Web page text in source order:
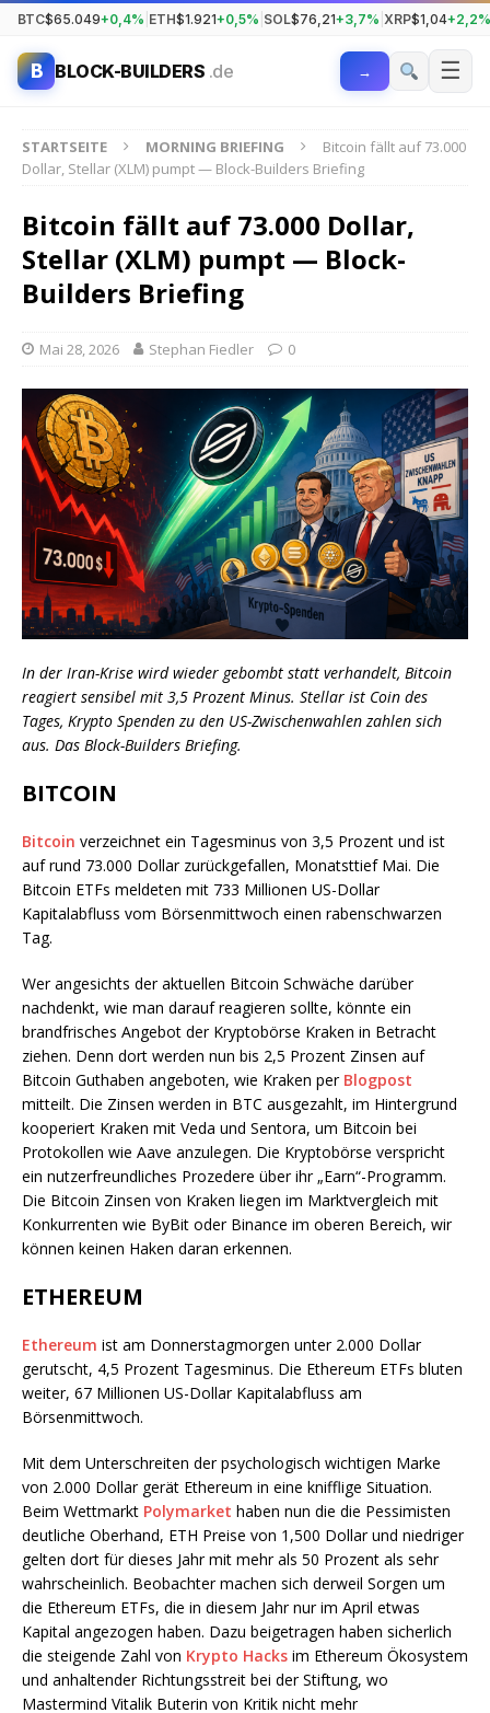
BTC$65.049+0,4% ETH$1.921+0,5% SOL$76,21+3,7% XRP$1,04+2,2%
B BLOCK-BUILDERS .de → ☰
STARTSEITE MORNING BRIEFING
Bitcoin fällt auf 73.000
Dollar, Stellar (XLM) pumpt — Block-Builders Briefing
Bitcoin fällt auf 73.000 Dollar,
Stellar (XLM) pumpt — Block-
Builders Briefing
Mai 28, 2026 Stephan Fiedler 0
In der Iran-Krise wird wieder gebombt statt verhandelt, Bitcoin
reagiert sensibel mit 3,5 Prozent Minus. Stellar ist Coin des
Tages, Krypto Spenden zu den US-Zwischenwahlen zahlen sich
aus. Das Block-Builders Briefing.
BITCOIN
Bitcoin verzeichnet ein Tagesminus von 3,5 Prozent und ist
auf rund 73.000 Dollar zurückgefallen, Monatsttief Mai. Die
Bitcoin ETFs meldeten mit 733 Millionen US-Dollar
Kapitalabfluss vom Börsenmittwoch einen rabenschwarzen
Tag.
Wer angesichts der aktuellen Bitcoin Schwäche darüber
nachdenkt, wie man darauf reagieren sollte, könnte ein
brandfrisches Angebot der Kryptobörse Kraken in Betracht
ziehen. Denn dort werden nun bis 2,5 Prozent Zinsen auf
Bitcoin Guthaben angeboten, wie Kraken per Blogpost
mitteilt. Die Zinsen werden in BTC ausgezahlt, im Hintergrund
kooperiert Kraken mit Veda und Sentora, um Bitcoin bei
Protokollen wie Aave anzulegen. Die Kryptobörse verspricht
ein nutzerfreundliches Prozedere über ihr „Earn“-Programm.
Die Bitcoin Zinsen von Kraken liegen im Marktvergleich mit
Konkurrenten wie ByBit oder Binance im oberen Bereich, wir
können keinen Haken daran erkennen.
ETHEREUM
Ethereum ist am Donnerstagmorgen unter 2.000 Dollar
gerutscht, 4,5 Prozent Tagesminus. Die Ethereum ETFs bluten
weiter, 67 Millionen US-Dollar Kapitalabfluss am
Börsenmittwoch.
Mit dem Unterschreiten der psychologisch wichtigen Marke
von 2.000 Dollar gerät Ethereum in eine knifflige Situation.
Beim Wettmarkt Polymarket haben nun die die Pessimisten
deutliche Oberhand, ETH Preise von 1,500 Dollar und niedriger
gelten dort für dieses Jahr mit mehr als 50 Prozent als sehr
wahrscheinlich. Beobachter machen sich derweil Sorgen um
die Ethereum ETFs, die in diesem Jahr nur im April etwas
Kapital angezogen haben. Dazu beigetragen haben sicherlich
die steigende Zahl von Krypto Hacks im Ethereum Ökosystem
und anhaltender Richtungsstreit bei der Stiftung, wo
Mastermind Vitalik Buterin von Kritik nicht mehr